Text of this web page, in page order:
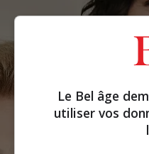
Le Bel âge
utiliser vos